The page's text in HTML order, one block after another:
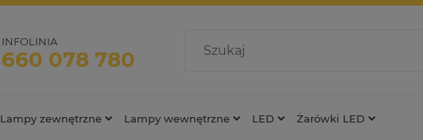
INFOLINIA
660 078 780
Lampy zewnętrzne Lampy wewnętrzne LED Żarówki LED